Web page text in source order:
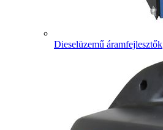
Dieselüzemű áramfejlesztők